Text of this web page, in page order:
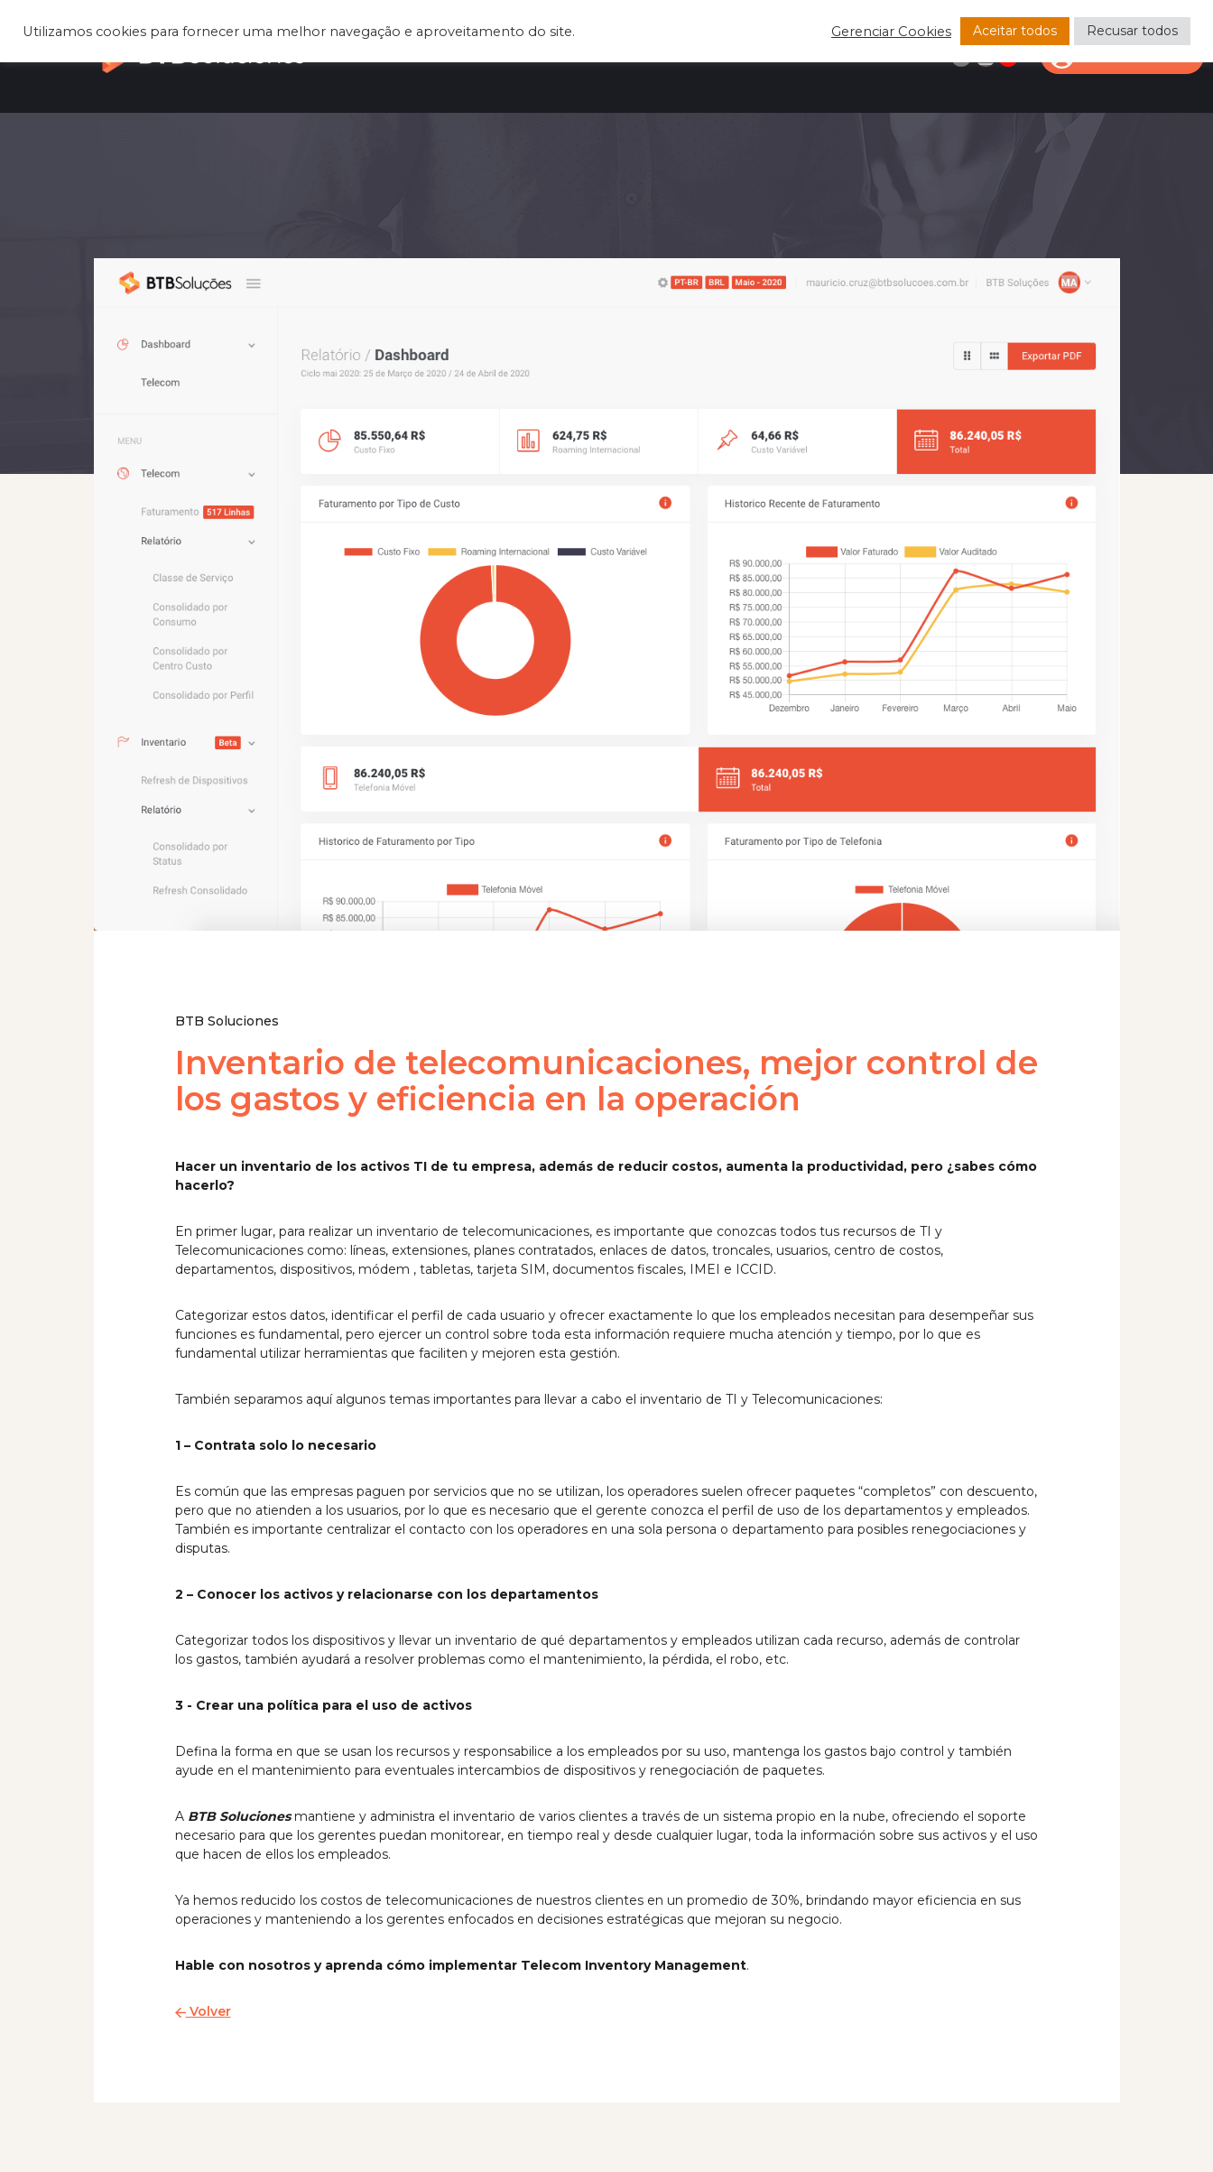
BTB Soluciones
Inventario de telecomunicaciones, mejor control de
los gastos y eficiencia en la operación
Hacer un inventario de los activos TI de tu empresa, además de reducir costos, aumenta la productividad, pero ¿sabes cómo
hacerlo?
En primer lugar, para realizar un inventario de telecomunicaciones, es importante que conozcas todos tus recursos de TI y
Telecomunicaciones como: líneas, extensiones, planes contratados, enlaces de datos, troncales, usuarios, centro de costos,
departamentos, dispositivos, módem , tabletas, tarjeta SIM, documentos fiscales, IMEI e ICCID.
Categorizar estos datos, identificar el perfil de cada usuario y ofrecer exactamente lo que los empleados necesitan para desempeñar sus
funciones es fundamental, pero ejercer un control sobre toda esta información requiere mucha atención y tiempo, por lo que es
fundamental utilizar herramientas que faciliten y mejoren esta gestión.
También separamos aquí algunos temas importantes para llevar a cabo el inventario de TI y Telecomunicaciones:
1 – Contrata solo lo necesario
Es común que las empresas paguen por servicios que no se utilizan, los operadores suelen ofrecer paquetes “completos” con descuento,
pero que no atienden a los usuarios, por lo que es necesario que el gerente conozca el perfil de uso de los departamentos y empleados.
También es importante centralizar el contacto con los operadores en una sola persona o departamento para posibles renegociaciones y
disputas.
2 – Conocer los activos y relacionarse con los departamentos
Categorizar todos los dispositivos y llevar un inventario de qué departamentos y empleados utilizan cada recurso, además de controlar
los gastos, también ayudará a resolver problemas como el mantenimiento, la pérdida, el robo, etc.
3 - Crear una política para el uso de activos
Defina la forma en que se usan los recursos y responsabilice a los empleados por su uso, mantenga los gastos bajo control y también
ayude en el mantenimiento para eventuales intercambios de dispositivos y renegociación de paquetes.
A BTB Solucionesmantiene y administra el inventario de varios clientes a través de un sistema propio en la nube, ofreciendo el soporte
necesario para que los gerentes puedan monitorear, en tiempo real y desde cualquier lugar, toda la información sobre sus activos y el uso
que hacen de ellos los empleados.
Ya hemos reducido los costos de telecomunicaciones de nuestros clientes en un promedio de 30%, brindando mayor eficiencia en sus
operaciones y manteniendo a los gerentes enfocados en decisiones estratégicas que mejoran su negocio.
Hable con nosotros y aprenda cómo implementar Telecom Inventory Management.
Volver
Utilizamos cookies para fornecer uma melhor navegação e aproveitamento do site. Gerenciar Cookies Aceitar todos Recusar todos